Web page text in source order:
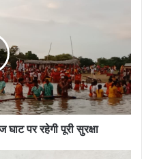
पर रहेगी पूरी सुरक्षा